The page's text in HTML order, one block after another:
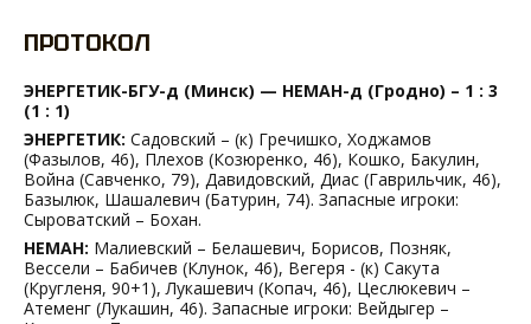
ПРОТОКОЛ
ЭНЕРГЕТИК-БГУ-д (Минск) — НЕМАН-д (Гродно) – 1 : 3
(1 : 1)
ЭНЕРГЕТИК: Садовский – (к) Гречишко, Ходжамов
(Фазылов, 46), Плехов (Козюренко, 46), Кошко, Бакулин,
Война (Савченко, 79), Давидовский, Диас (Гаврильчик, 46),
Базылюк, Шашалевич (Батурин, 74). Запасные игроки:
Сыроватский – Бохан.
НЕМАН: Малиевский – Белашевич, Борисов, Позняк,
Вессели – Бабичев (Клунок, 46), Вегеря - (к) Сакута
(Кругленя, 90+1), Лукашевич (Копач, 46), Цеслюкевич –
Атеменг (Лукашин, 46). Запасные игроки: Вейдыгер –